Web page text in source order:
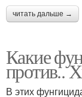
читать дальше →
Какие
против..
В этих